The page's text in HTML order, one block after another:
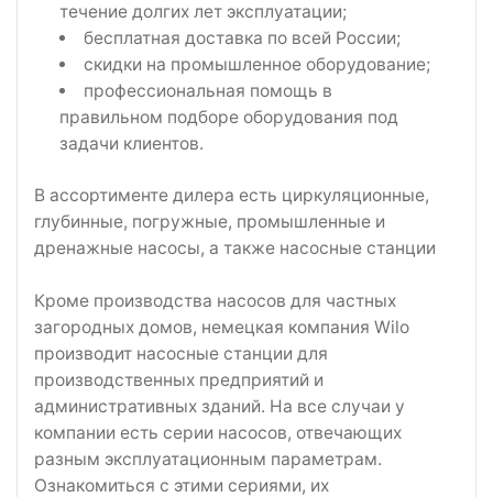
течение долгих лет эксплуатации;
бесплатная доставка по всей России;
скидки на промышленное оборудование;
профессиональная помощь в
правильном подборе оборудования под
задачи клиентов.
В ассортименте дилера есть циркуляционные,
глубинные, погружные, промышленные и
дренажные насосы, а также насосные станции
Кроме производства насосов для частных
загородных домов, немецкая компания Wilo
производит насосные станции для
производственных предприятий и
административных зданий. На все случаи у
компании есть серии насосов, отвечающих
разным эксплуатационным параметрам.
Ознакомиться с этими сериями, их